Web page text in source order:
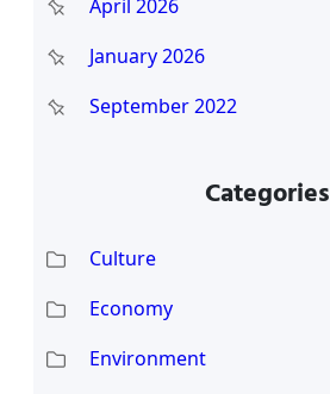
April 2026
January 2026
September 2022
Categories
Culture
Economy
Environment